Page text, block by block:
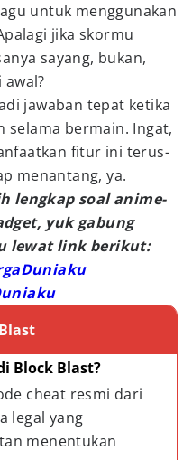
untuk menggunakan
jika skormu
sayang, bukan,
jawaban tepat ketika
selama bermain. Ingat,
fitur ini terus-
menantang, ya.
lengkap soal anime-
yuk gabung
lewat link berikut:
Block Blast?
cheat resmi dari
legal yang
menentukan